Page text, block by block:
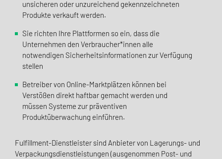
unsicheren oder unzureichend gekennzeichneten
Produkte verkauft werden.
Sie richten Ihre Plattformen so ein, dass die
Unternehmen den Verbraucher*innen alle
notwendigen Sicherheitsinformationen zur Verfügung
stellen
Betreiber von Online-Marktplätzen können bei
Verstößen direkt haftbar gemacht werden und
müssen Systeme zur präventiven
Produktüberwachung einführen.
Fulfillment-Dienstleister sind Anbieter von Lagerungs- und
Verpackungsdienstleistungen (ausgenommen Post- und